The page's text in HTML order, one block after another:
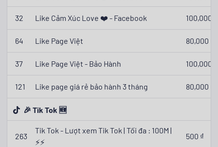
32 Like Cảm Xúc Love ❤️ - Facebook 100,000 ₫
64 Like Page Việt 80,000 ₫
37 Like Page Việt - Bảo Hành 100,000 ₫
121 Like page giá rẻ bảo hành 3 tháng 80,000 ₫
🎉 Tik Tok 🆕
263
Tik Tok - Lượt xem Tik Tok | Tối đa : 100M |
⚡️⚡️
500 ₫